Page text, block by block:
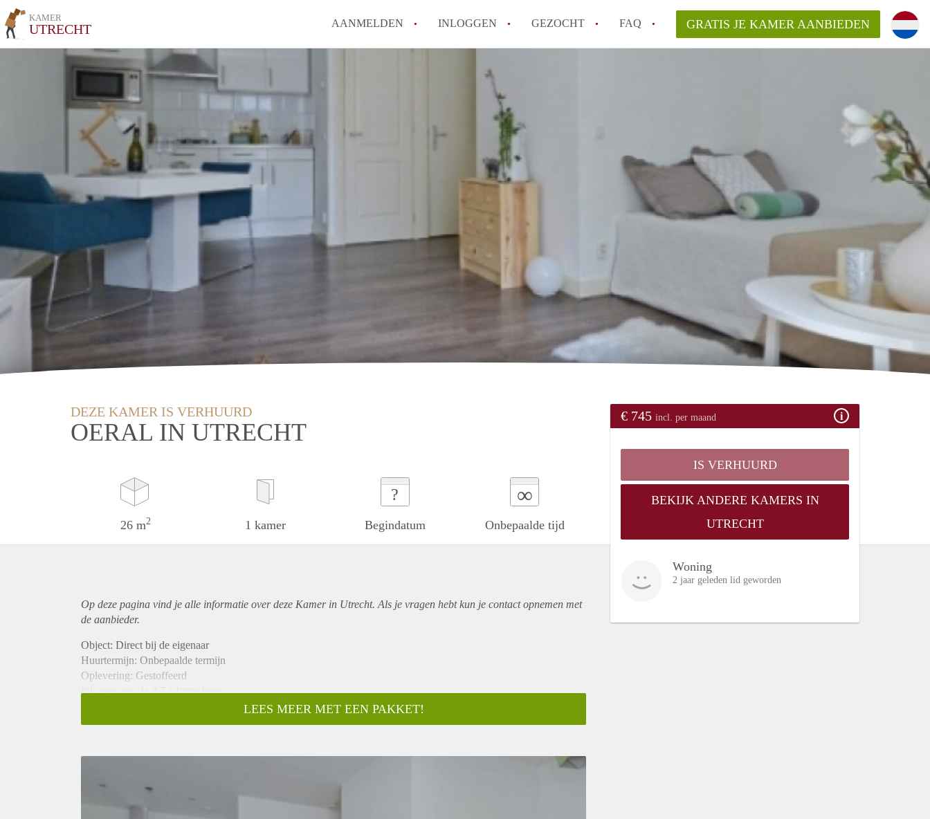
KAMER
UTRECHT AANMELDEN INLOGGEN GEZOCHT FAQ
Hoe moeilijk is het om een kamer te vinden in Utrecht?
Tips: om in Utrecht een kamer te vinden!
Hoe werkt Kamers Utrecht
How to translate KamersUtrecht!
Alle veelgestelde vragen
GRATIS JE KAMER AANBIEDEN
DEZE KAMER IS VERHUURD
OERAL IN UTRECHT
26 m2 1 kamer
?
Begindatum
∞
Onbepaalde tijd
€ 745 incl. per maand
IS VERHUURD
BEKIJK ANDERE KAMERS IN
UTRECHT
Woning
2 jaar geleden lid geworden
Op deze pagina vind je alle informatie over deze Kamer in Utrecht. Als je vragen hebt kun je contact opnemen met
de aanbieder.
Object: Direct bij de eigenaar
Huurtermijn: Onbepaalde termijn
Oplevering: Gestoffeerd
Inkomen eis: Ja 2,7 x bruto huur
Borg: 1 maand
Gedeelde Douche: Nee
Gedeelde woonkamer: Nee
LEES MEER MET EEN PAKKET!